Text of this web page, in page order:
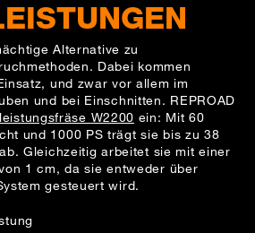
Alternative zu
Dabei kommen
und zwar vor allem im
und bei Einschnitten. REPROAD
W2200 ein: Mit 60
und 1000 PS trägt sie bis zu 38
Gleichzeitig arbeitet sie mit einer
1 cm, da sie entweder über
gesteuert wird.